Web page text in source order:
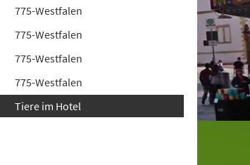
775-Westfalen
775-Westfalen
775-Westfalen
775-Westfalen
Tiere im Hotel